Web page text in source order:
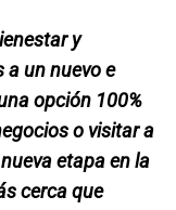
y
a un nuevo e
opción 100%
o visitar a
etapa en la
cerca que